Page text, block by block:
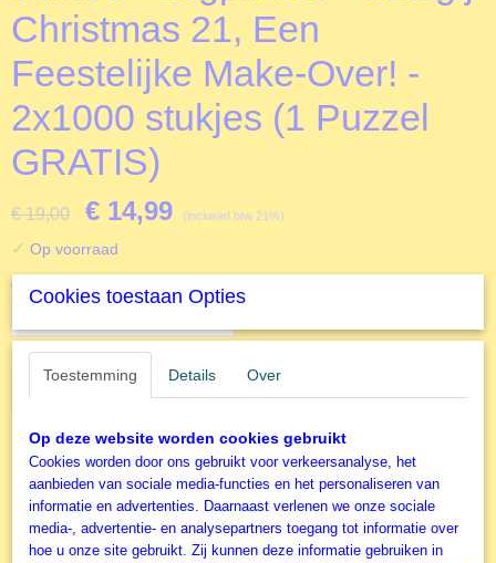
Christmas 21, Een
Feestelijke Make-Over! -
2x1000 stukjes (1 Puzzel
GRATIS)
€ 19,00 € 14,99 (inclusief btw 21%)
✓ Op voorraad
Aantal
IN WINKELWAGEN
Specificaties
Productcode
J00510
EAN code
Omschrijving
NU LEVERBAAR!
Cookies toestaan Opties
Toestemming Details Over
Op deze website worden cookies gebruikt
Cookies worden door ons gebruikt voor verkeersanalyse, het
aanbieden van sociale media-functies en het personaliseren van
informatie en advertenties. Daarnaast verlenen we onze sociale
media-, advertentie- en analysepartners toegang tot informatie over
hoe u onze site gebruikt. Zij kunnen deze informatie gebruiken in